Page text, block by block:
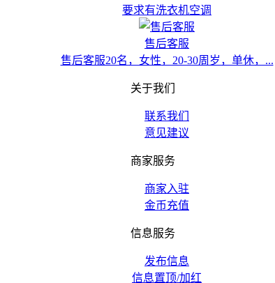
要求有洗衣机空调
售后客服
售后客服20名，女性，20-30周岁，单休，...
关于我们
联系我们
意见建议
商家服务
商家入驻
金币充值
信息服务
发布信息
信息置顶/加红